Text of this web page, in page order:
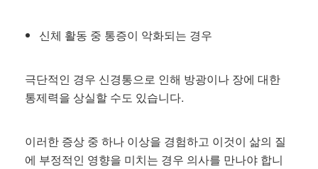
신체 활동 중 통증이 악화되는 경우
극단적인 경우 신경통으로 인해 방광이나 장에 대한
통제력을 상실할 수도 있습니다.
이러한 증상 중 하나 이상을 경험하고 이것이 삶의 질
에 부정적인 영향을 미치는 경우 의사를 만나야 합니